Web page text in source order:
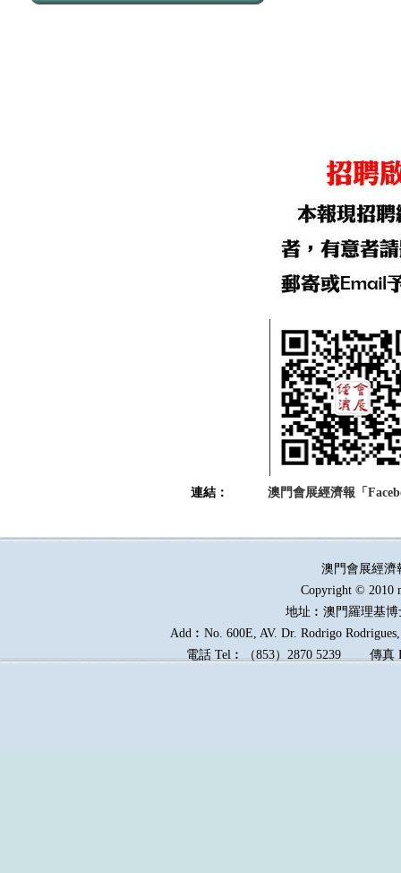
連結： 澳門會展經濟報「
澳門會展經
Copyright © 2010
地址︰澳門羅理基
Add︰No. 600E, AV. Dr. Rodrigo
電話 Tel︰（853）2870 5239傳真